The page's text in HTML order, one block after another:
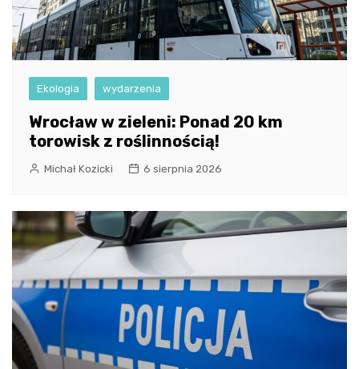
Ekologia wydarzenia
Wrocław w zieleni: Ponad 20 km
torowisk z roślinnością!
Michał Kozicki 6 sierpnia 2026